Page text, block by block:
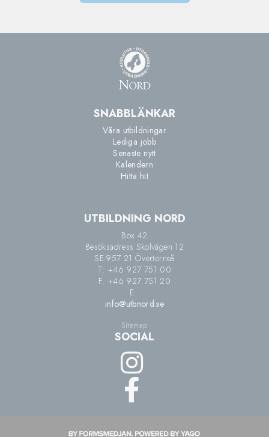
SNABBLÄNKAR
Våra utbildningar
Lediga jobb
Senaste nytt
Kalendern
Hitta hit
UTBILDNING NORD
Box 42
Besöksadress Skolvägen 12
SE-957 21 Övertorneå
T: +46 927 751 00
F. +46 927 751 20
E.
info@utbnord.se
Sitemap
SOCIAL